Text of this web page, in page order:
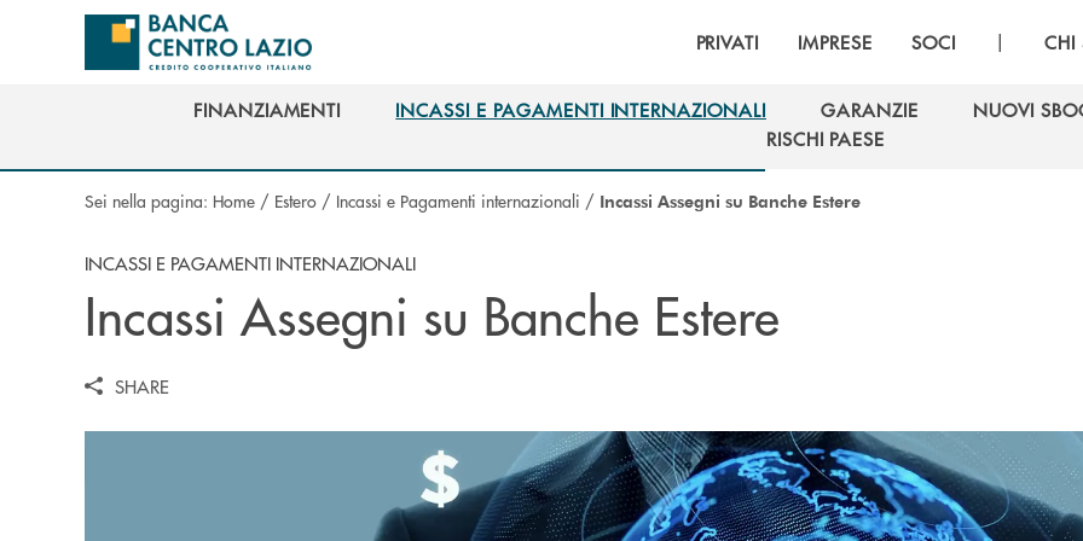
Salta al contenuto principale
PRIVATI IMPRESE SOCI | CHI
FINANZIAMENTI
INCASSI E PAGAMENTI INTERNAZIONALI
GARANZIE
GARANZIE
NUOVI
RISCHI PAESE
Sei nella pagina: Home / Estero / Incassi e Pagamenti internazionali / Incassi Assegni su Banche Estere
INCASSI E PAGAMENTI INTERNAZIONALI
Incassi Assegni su Banche Estere
SHARE